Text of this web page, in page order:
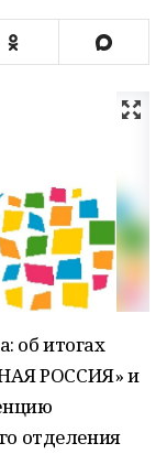
об итогах
РОССИЯ» и
отделения